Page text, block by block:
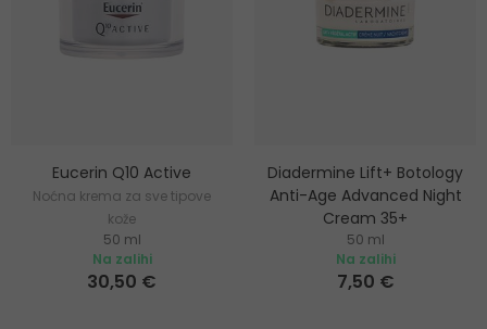
Eucerin Q10 Active
Noćna krema za sve tipove
kože
50 ml
Na zalihi
30,50 €
Diadermine Lift+ Botology
Anti-Age Advanced Night
Cream 35+
Noćna krema za lice
50 ml
Na zalihi
7,50 €